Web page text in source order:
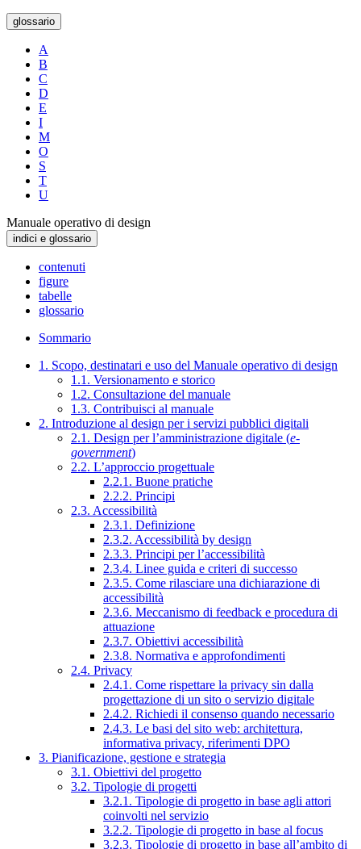
glossario
A
B
C
D
E
I
M
O
S
T
U
Manuale operativo di design
indici e glossario
contenuti
figure
tabelle
glossario
Sommario
1. Scopo, destinatari e uso del Manuale operativo di design
1.1. Versionamento e storico
1.2. Consultazione del manuale
1.3. Contribuisci al manuale
2. Introduzione al design per i servizi pubblici digitali
2.1. Design per l’amministrazione digitale (e-
government)
2.2. L’approccio progettuale
2.2.1. Buone pratiche
2.2.2. Principi
2.3. Accessibilità
2.3.1. Definizione
2.3.2. Accessibilità by design
2.3.3. Principi per l’accessibilità
2.3.4. Linee guida e criteri di successo
2.3.5. Come rilasciare una dichiarazione di
accessibilità
2.3.6. Meccanismo di feedback e procedura di
attuazione
2.3.7. Obiettivi accessibilità
2.3.8. Normativa e approfondimenti
2.4. Privacy
2.4.1. Come rispettare la privacy sin dalla
progettazione di un sito o servizio digitale
2.4.2. Richiedi il consenso quando necessario
2.4.3. Le basi del sito web: architettura,
informativa privacy, riferimenti DPO
3. Pianificazione, gestione e strategia
3.1. Obiettivi del progetto
3.2. Tipologie di progetti
3.2.1. Tipologie di progetto in base agli attori
coinvolti nel servizio
3.2.2. Tipologie di progetto in base al focus
3.2.3. Tipologie di progetto in base all’ambito di